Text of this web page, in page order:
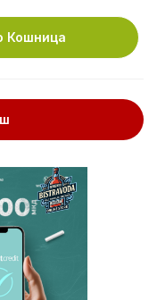
Кошница